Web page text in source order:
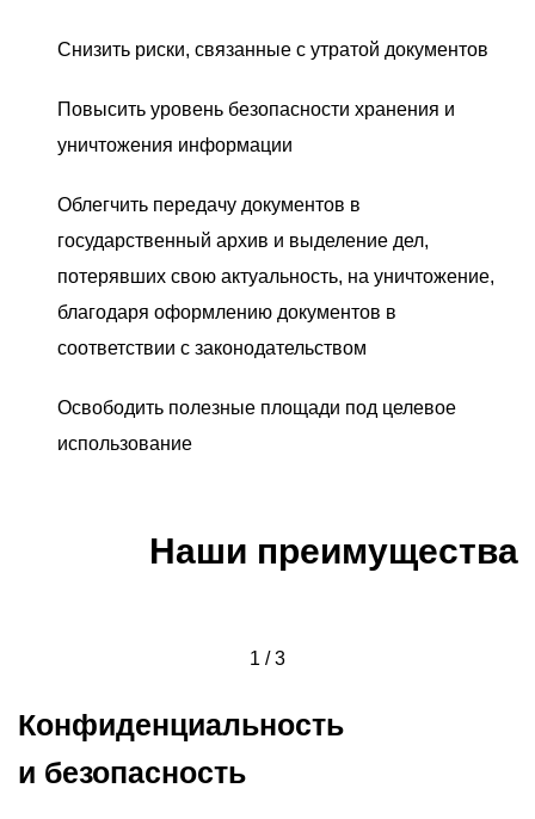
Снизить риски, связанные с утратой документов
Повысить уровень безопасности хранения и
уничтожения информации
Облегчить передачу документов в
государственный архив и выделение дел,
потерявших свою актуальность, на уничтожение,
благодаря оформлению документов в
соответствии с законодательством
Освободить полезные площади под целевое
использование
Наши преимущества
1 / 3
Конфиденциальность
и безопасность